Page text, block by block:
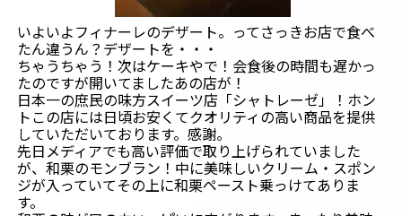
いよいよフィナーレのデザート。ってさっきお店で食べ
たん違うん？デザートを・・・
ちゃうちゃう！次はケーキやで！会食後の時間も遅かっ
たのですが開いてましたあの店が！
日本一の庶民の味方スイーツ店「シャトレーゼ」！ホン
トこの店には日頃お安くてクオリティの高い商品を提供
していただいております。感謝。
先日メディアでも高い評価で取り上げられていました
が、和栗のモンブラン！中に美味しいクリーム・スポン
ジが入っていてその上に和栗ペースト乗っけてありま
す。